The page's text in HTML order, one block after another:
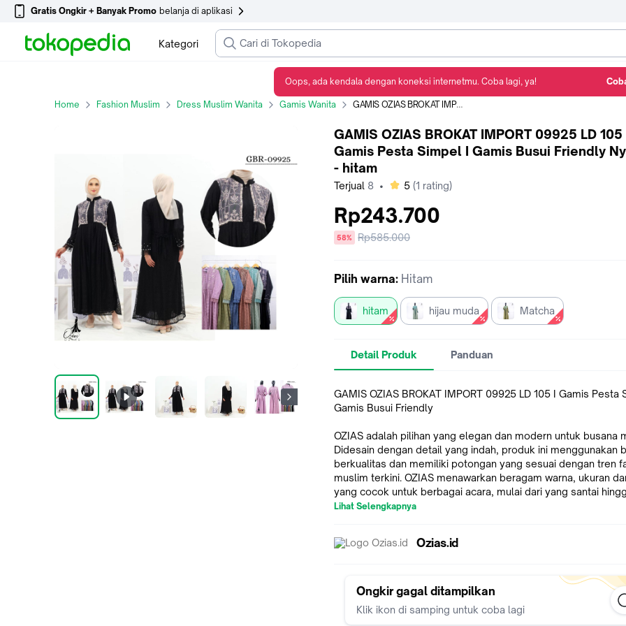
Gratis Ongkir + Banyak Promo belanja di aplikasi
Kategori
Home Fashion Muslim Dress Muslim Wanita Gamis Wanita GAMIS OZIAS BROKAT IMPORT 09925 LD 105 I Gamis Pesta Simpel I Gamis Busui Friendly Nyaman - hitam
GAMIS OZIAS BROKAT IMPORT 09925 LD 105
Gamis Pesta Simpel I Gamis Busui Friendly
- hitam
Terjual 8 • bintang
5 (1 rating)
Rp243.700
diskon
58%
Harga
Rp585.000
Pilih warna: Hitam
hitam hijau muda Matcha
Detail Produk Panduan
GAMIS OZIAS BROKAT IMPORT 09925 LD 105 I Gamis Pesta
Gamis Busui Friendly
OZIAS adalah pilihan yang elegan dan modern untuk busana
Didesain dengan detail yang indah, produk ini menggunakan
berkualitas dan memiliki potongan yang sesuai dengan tren
muslim terkini. OZIAS menawarkan beragam warna, ukuran
yang cocok untuk berbagai acara, mulai dari yang santai
formal. Dengan kualitas dan gaya yang unik, produk-produk
✔️Bahan : tille brokat premium
✔️Ukuran : All size fit tol L
Lihat Selengkapnya
Ozias.id
Ongkir gagal ditampilkan
Klik ikon di samping untuk coba lagi
Oops, ada kendala dengan koneksi internetmu. Coba lagi, ya!